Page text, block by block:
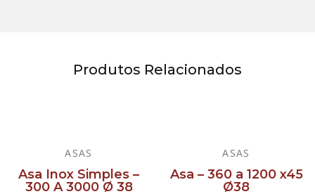
Produtos Relacionados
ASAS
Asa Inox Simples –
300 A 3000 Ø 38
ASAS
Asa – 360 a 1200 x45
Ø38